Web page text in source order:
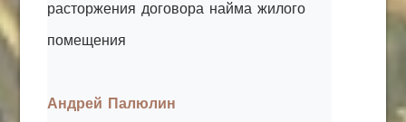
расторжения договора найма жилого
помещения
Андрей Палюлин